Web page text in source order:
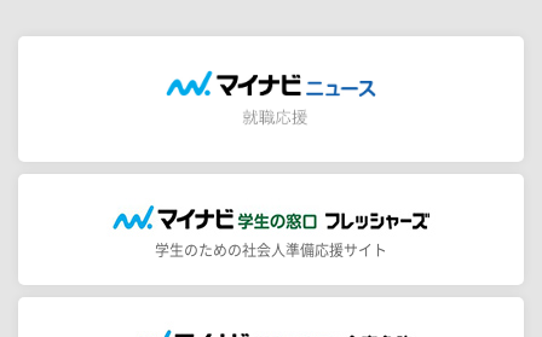
学生のための社会人準備応援サイト